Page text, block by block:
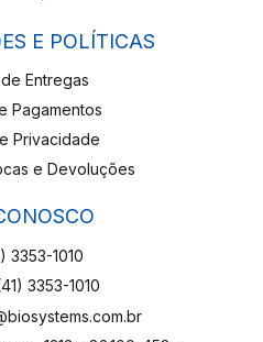
E POLÍTICAS
Entregas
Pagamentos
Privacidade
e Devoluções
3353-1010
3353-1010